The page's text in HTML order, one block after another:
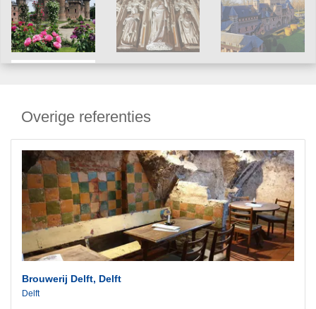
Overige referenties
Brouwerij Delft, Delft
Delft